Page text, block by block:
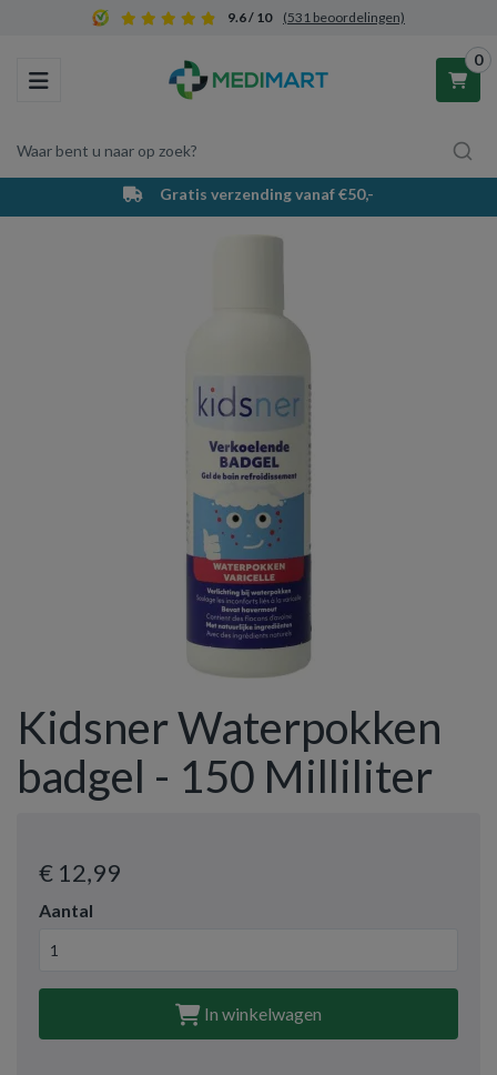
9.6 / 10 (531 beoordelingen)
Toggle navigation
Waar bent u naar op zoek?
0
Winkelwagen
Vul hem met producten.
Gratis verzending vanaf €50,-
Kidsner Waterpokken
badgel - 150 Milliliter
€ 12,99
Aantal
In winkelwagen